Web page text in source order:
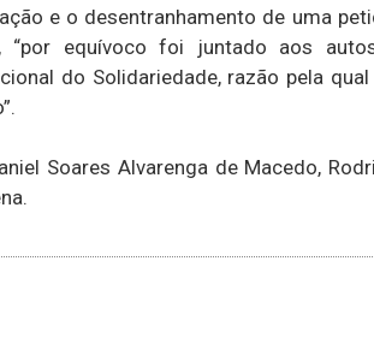
e o desentranhamento de uma
“por equívoco foi juntado aos
do Solidariedade, razão pela
Soares Alvarenga de Macedo,